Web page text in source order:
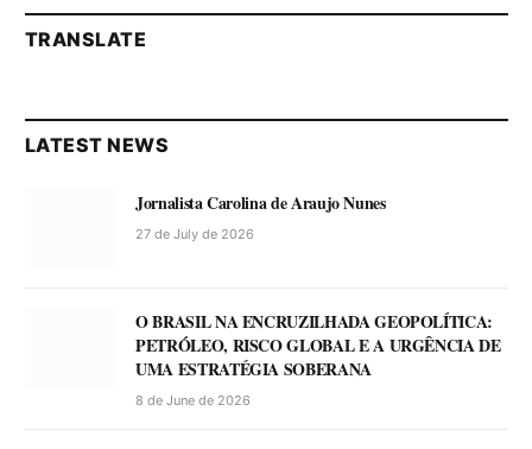
TRANSLATE
LATEST NEWS
Jornalista Carolina de Araujo Nunes
27 de July de 2026
O BRASIL NA ENCRUZILHADA GEOPOLÍTICA:
PETRÓLEO, RISCO GLOBAL E A URGÊNCIA DE
UMA ESTRATÉGIA SOBERANA
8 de June de 2026